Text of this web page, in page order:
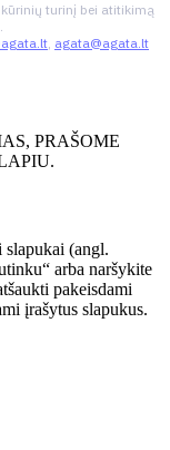
turinį bei atitikimą
, agata@agata.lt
PRAŠOME
slapukai (angl.
arba naršykite
pakeisdami
įrašytus slapukus.